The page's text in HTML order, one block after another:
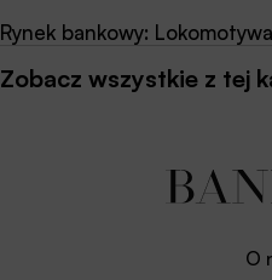
Rynek bankowy:
Zobacz wszystkie z tej
O